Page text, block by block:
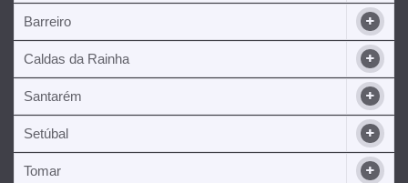
Barreiro
Caldas da Rainha
Santarém
Setúbal
Tomar